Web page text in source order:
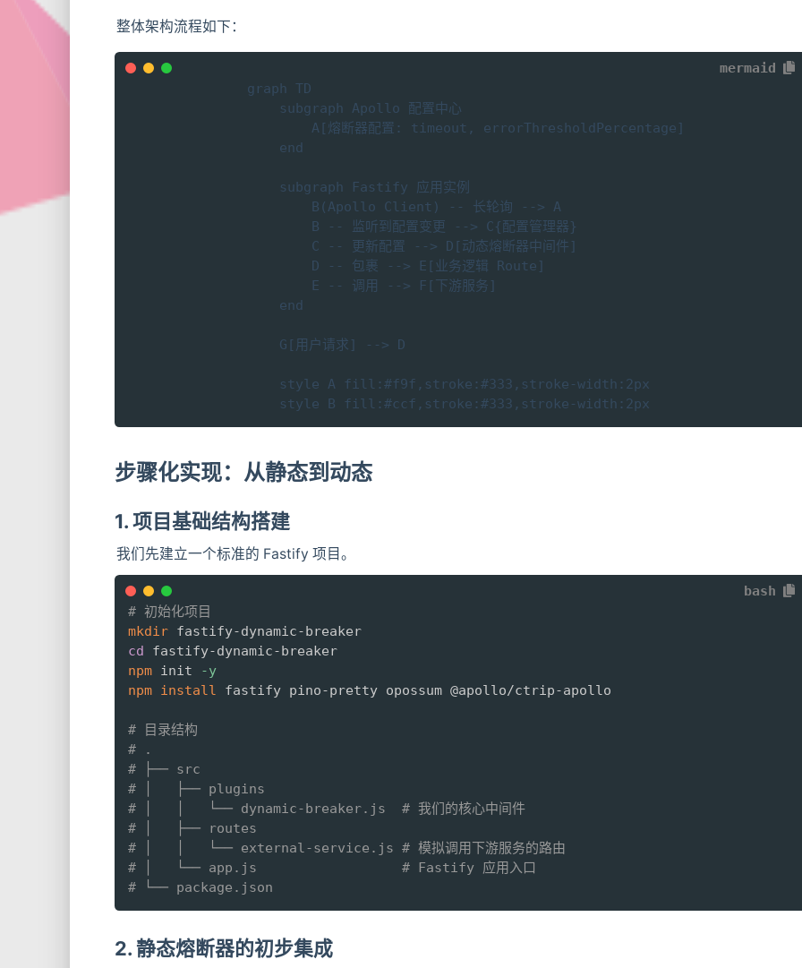
整体架构流程如下：
mermaid
graph TD
    subgraph Apollo 配置中心
        A[熔断器配置: timeout, errorThresholdPercentage]
    end
    subgraph Fastify 应用实例
        B(Apollo Client) -- 长轮询 --> A
        B -- 监听到配置变更 --> C{配置管理器}
        C -- 更新配置 --> D[动态熔断器中间件]
        D -- 包裹 --> E[业务逻辑 Route]
        E -- 调用 --> F[下游服务]
    end
    G[用户请求] --> D
    style A fill:#f9f,stroke:#333,stroke-width:2px
    style B fill:#ccf,stroke:#333,stroke-width:2px
步骤化实现：从静态到动态
1. 项目基础结构搭建
我们先建立一个标准的 Fastify 项目。
bash
# 初始化项目
mkdir
cd
npm init -y
npm install fastify pino-pretty opossum @apollo/ctrip-apollo
# 目录结构
# .
# ├── src
# │   ├── plugins
# │   │   └── dynamic-breaker.js  # 我们的核心中间件
# │   ├── routes
# │   │   └── external-service.js # 模拟调用下游服务的路由
# │   └── app.js                  # Fastify 应用入口
# └── package.json
2. 静态熔断器的初步集成